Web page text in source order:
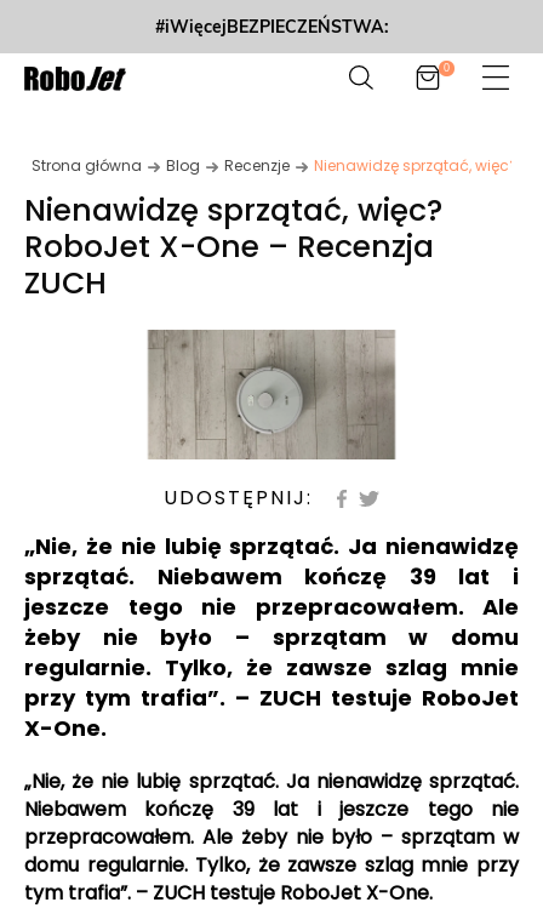
#iWięcejBEZPIECZEŃSTWA:
0
Strona główna Blog Recenzje Nienawidzę sprzątać, więc?
Nienawidzę sprzątać, więc?
RoboJet X-One – Recenzja
ZUCH
UDOSTĘPNIJ:
„Nie, że nie lubię sprzątać. Ja nienawidzę
sprzątać. Niebawem kończę 39 lat i
jeszcze tego nie przepracowałem. Ale
żeby nie było – sprzątam w domu
regularnie. Tylko, że zawsze szlag mnie
przy tym trafia”. – ZUCH testuje RoboJet
X-One.
„Nie, że nie lubię sprzątać. Ja nienawidzę sprzątać.
Niebawem kończę 39 lat i jeszcze tego nie
przepracowałem. Ale żeby nie było – sprzątam w
domu regularnie. Tylko, że zawsze szlag mnie przy
tym trafia”. – ZUCH testuje RoboJet X-One.